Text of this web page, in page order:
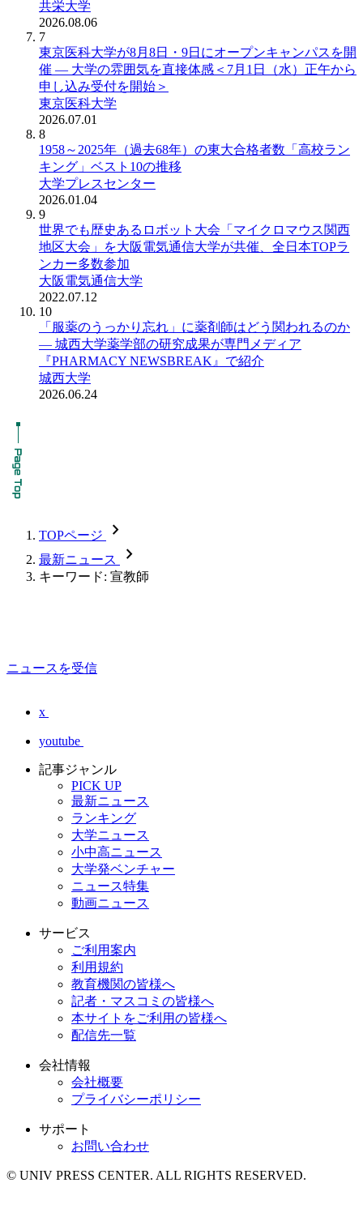
共栄大学
2026.08.06
7
東京医科大学が8月8日・9日にオープンキャンパスを開
催 ― 大学の雰囲気を直接体感＜7月1日（水）正午から
申し込み受付を開始＞
東京医科大学
2026.07.01
8
1958～2025年（過去68年）の東大合格者数「高校ラン
キング」ベスト10の推移
大学プレスセンター
2026.01.04
9
世界でも歴史あるロボット大会「マイクロマウス関西
地区大会」を大阪電気通信大学が共催、全日本TOPラ
ンカー多数参加
大阪電気通信大学
2022.07.12
10
「服薬のうっかり忘れ」に薬剤師はどう関われるのか
― 城西大学薬学部の研究成果が専門メディア
『PHARMACY NEWSBREAK』で紹介
城西大学
2026.06.24
TOPページ chevron_forward
最新ニュース chevron_forward
キーワード: 宣教師
ニュースを受信
x
youtube
記事ジャンル
PICK UP
最新ニュース
ランキング
大学ニュース
小中高ニュース
大学発ベンチャー
ニュース特集
動画ニュース
サービス
ご利用案内
利用規約
教育機関の皆様へ
記者・マスコミの皆様へ
本サイトをご利用の皆様へ
配信先一覧
会社情報
会社概要
プライバシーポリシー
サポート
お問い合わせ
© UNIV PRESS CENTER. ALL RIGHTS RESERVED.